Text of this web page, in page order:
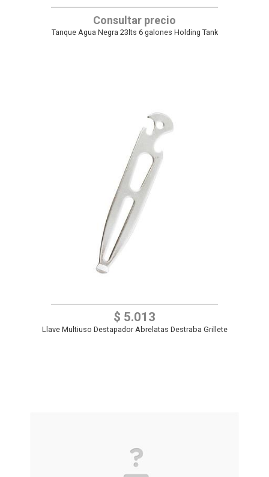
Consultar precio
Tanque Agua Negra 23lts 6 galones Holding Tank
$ 5.013
Llave Multiuso Destapador Abrelatas Destraba Grillete